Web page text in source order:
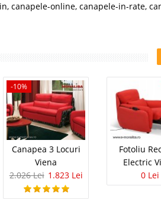
, canapele-online, canapele-in-rate,
-10%
Canapea 3 Locuri
Viena
2.026 Lei 1.823 Lei
Fotoliu
Electric
0 Lei